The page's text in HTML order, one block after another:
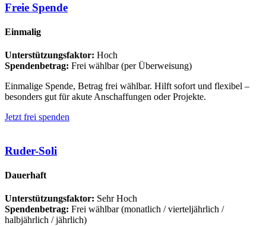
Freie Spende
Einmalig
Unterstützungsfaktor: Hoch
Spendenbetrag: Frei wählbar (per Überweisung)
Einmalige Spende, Betrag frei wählbar. Hilft sofort und flexibel –
besonders gut für akute Anschaffungen oder Projekte.
Jetzt frei spenden
Ruder-Soli
Dauerhaft
Unterstützungsfaktor: Sehr Hoch
Spendenbetrag: Frei wählbar (monatlich / vierteljährlich /
halbjährlich / jährlich)